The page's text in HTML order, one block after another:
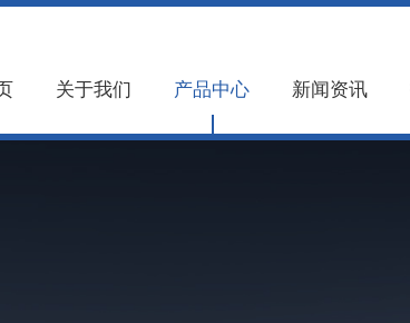
关于我们 产品中心 新闻资讯